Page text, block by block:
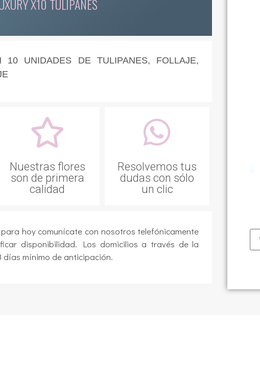
X10 TULIPANES
UNIDADES DE TULIPANES, FOLLAJE,
Nuestras flores
son de primera
calidad
Resolvemos tus
dudas con sólo
un clic
hoy comunícate con nosotros telefónicamente
disponibilidad. Los domicilios a través de la
mínimo de anticipación.